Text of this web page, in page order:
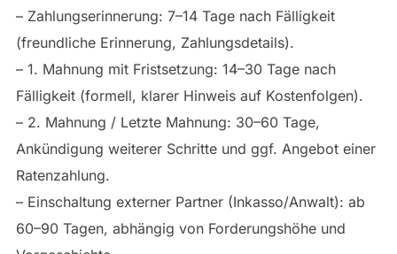
– Zahlungserinnerung: 7–14 Tage nach Fälligkeit
(freundliche Erinnerung, Zahlungsdetails).
– 1. Mahnung mit Fristsetzung: 14–30 Tage nach
Fälligkeit (formell, klarer Hinweis auf Kostenfolgen).
– 2. Mahnung / Letzte Mahnung: 30–60 Tage,
Ankündigung weiterer Schritte und ggf. Angebot einer
Ratenzahlung.
– Einschaltung externer Partner (Inkasso/Anwalt): ab
60–90 Tagen, abhängig von Forderungshöhe und